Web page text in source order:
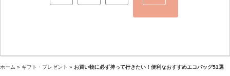
ホーム » ギフト・プレゼント » お買い物に必ず持って行きたい！便利なおすすめエコバッグ51選